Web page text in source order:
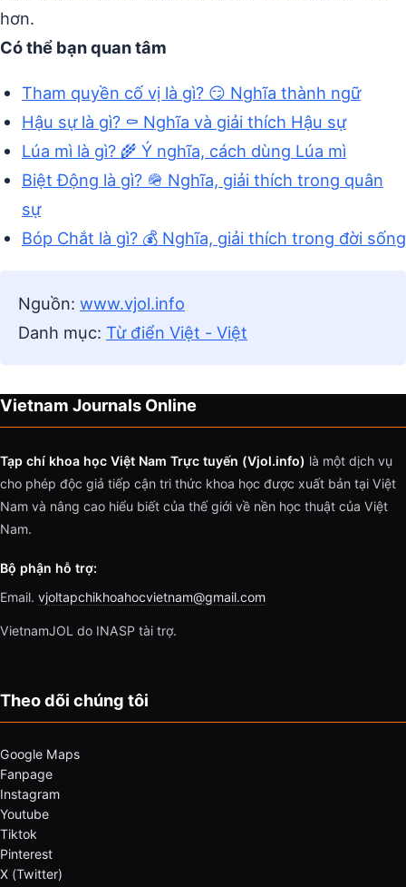
hơn.
Có thể bạn quan tâm
Tham quyền cố vị là gì? 😏 Nghĩa thành ngữ
Hậu sự là gì? ⚰️ Nghĩa và giải thích Hậu sự
Lúa mì là gì? 🌾 Ý nghĩa, cách dùng Lúa mì
Biệt Động là gì? 🪖 Nghĩa, giải thích trong quân
sự
Bóp Chắt là gì? 💰 Nghĩa, giải thích trong đời sống
Nguồn: www.vjol.info
Danh mục: Từ điển Việt - Việt
Vietnam Journals Online
Tạp chí khoa học Việt Nam Trực tuyến (Vjol.info) là một dịch vụ
cho phép độc giả tiếp cận tri thức khoa học được xuất bản tại Việt
Nam và nâng cao hiểu biết của thế giới về nền học thuật của Việt
Nam.
Bộ phận hỗ trợ:
Email. vjoltapchikhoahocvietnam@gmail.com
VietnamJOL do INASP tài trợ.
Theo dõi chúng tôi
Google Maps
Fanpage
Instagram
Youtube
Tiktok
Pinterest
X (Twitter)